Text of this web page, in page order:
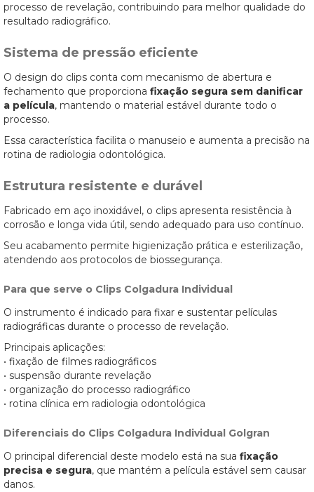
processo de revelação, contribuindo para melhor qualidade do
resultado radiográfico.
Sistema de pressão eficiente
O design do clips conta com mecanismo de abertura e
fechamento que proporciona fixação segura sem danificar
a película, mantendo o material estável durante todo o
processo.
Essa característica facilita o manuseio e aumenta a precisão na
rotina de radiologia odontológica.
Estrutura resistente e durável
Fabricado em aço inoxidável, o clips apresenta resistência à
corrosão e longa vida útil, sendo adequado para uso contínuo.
Seu acabamento permite higienização prática e esterilização,
atendendo aos protocolos de biossegurança.
Para que serve o Clips Colgadura Individual
O instrumento é indicado para fixar e sustentar películas
radiográficas durante o processo de revelação.
Principais aplicações:
• fixação de filmes radiográficos
• suspensão durante revelação
• organização do processo radiográfico
• rotina clínica em radiologia odontológica
Diferenciais do Clips Colgadura Individual Golgran
O principal diferencial deste modelo está na sua fixação
precisa e segura, que mantém a película estável sem causar
danos.